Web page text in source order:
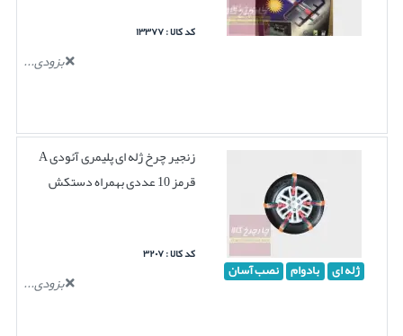
کد کالا : ۱۳۳۷۷
بزودی...
ژله ای بادوام نصب آسان
زنجیر چرخ ژله ای پلیمری آئودی A
قرمز 10 عددی بهمراه دستکش
کد کالا : ۳۲۰۷
بزودی...